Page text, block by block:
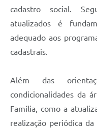
cadastro social.
atualizados é
adequado aos
cadastrais.
Além das
condicionalidades da
Família, como a
realização periódica